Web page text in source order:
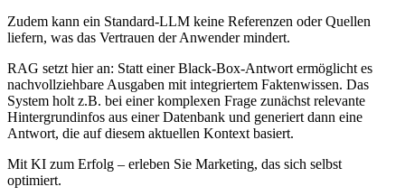
Zudem kann ein Standard-LLM keine Referenzen oder Quellen
liefern, was das Vertrauen der Anwender mindert.
RAG setzt hier an: Statt einer Black-Box-Antwort ermöglicht es
nachvollziehbare Ausgaben mit integriertem Faktenwissen. Das
System holt z.B. bei einer komplexen Frage zunächst relevante
Hintergrundinfos aus einer Datenbank und generiert dann eine
Antwort, die auf diesem aktuellen Kontext basiert.
Mit KI zum Erfolg – erleben Sie Marketing, das sich selbst
optimiert.